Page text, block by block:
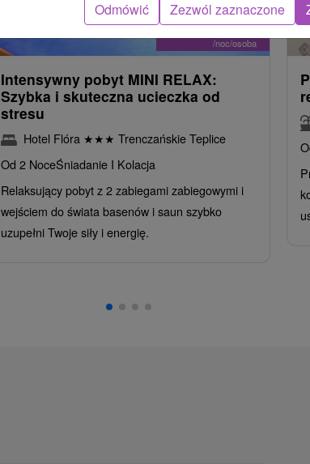
od405,43zł
/noc/osoba
Intensywny pobyt MINI RELAX:
Szybka i skuteczna ucieczka od
stresu
Hotel Flóra ★★★ Trenczańskie Teplice
Od 2 NoceŚniadanie I Kolacja
Relaksujący pobyt z 2 zabiegami zabiegowymi i
wejściem do świata basenów i saun szybko
uzupełni Twoje siły i energię.
Odmówić Zezwól zaznaczone